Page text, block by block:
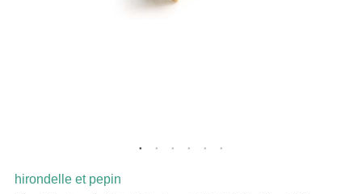
hirondelle et pepin